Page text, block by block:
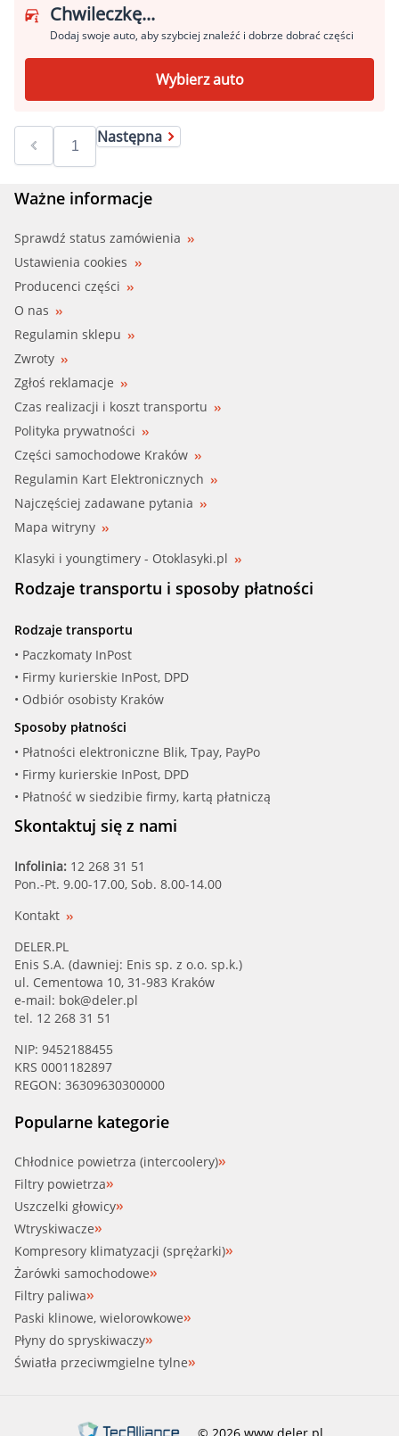
Chwileczkę...
Dodaj swoje auto, aby szybciej znaleźć i dobrze dobrać części
Wybierz auto
Następna
Ważne informacje
Sprawdź status zamówienia
Ustawienia cookies
Producenci części
O nas
Regulamin sklepu
Zwroty
Zgłoś reklamacje
Czas realizacji i koszt transportu
Polityka prywatności
Części samochodowe Kraków
Regulamin Kart Elektronicznych
Najczęściej zadawane pytania
Mapa witryny
Klasyki i youngtimery - Otoklasyki.pl
Rodzaje transportu i sposoby płatności
Rodzaje transportu
• Paczkomaty InPost
• Firmy kurierskie InPost, DPD
• Odbiór osobisty Kraków
Sposoby płatności
• Płatności elektroniczne Blik, Tpay, PayPo
• Firmy kurierskie InPost, DPD
• Płatność w siedzibie firmy, kartą płatniczą
Skontaktuj się z nami
Infolinia: 12 268 31 51
Pon.-Pt. 9.00-17.00, Sob. 8.00-14.00
Kontakt
DELER.PL
Enis S.A. (dawniej: Enis sp. z o.o. sp.k.)
ul. Cementowa 10, 31-983 Kraków
e-mail: bok@deler.pl
tel. 12 268 31 51
NIP: 9452188455
KRS 0001182897
REGON: 36309630300000
Popularne kategorie
Chłodnice powietrza (intercoolery)
Filtry powietrza
Uszczelki głowicy
Wtryskiwacze
Kompresory klimatyzacji (sprężarki)
Żarówki samochodowe
Filtry paliwa
Paski klinowe, wielorowkowe
Płyny do spryskiwaczy
Światła przeciwmgielne tylne